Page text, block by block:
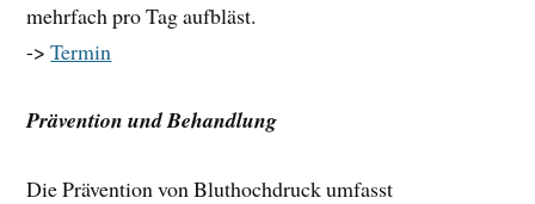
mehrfach pro Tag aufbläst.
->Termin
Prävention und Behandlung
Die Prävention von Bluthochdruck umfasst